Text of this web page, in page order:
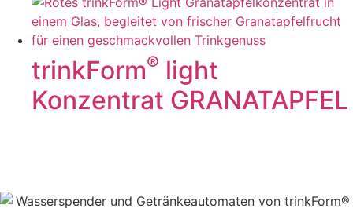
trinkForm® light
Konzentrat GRANATAPFEL